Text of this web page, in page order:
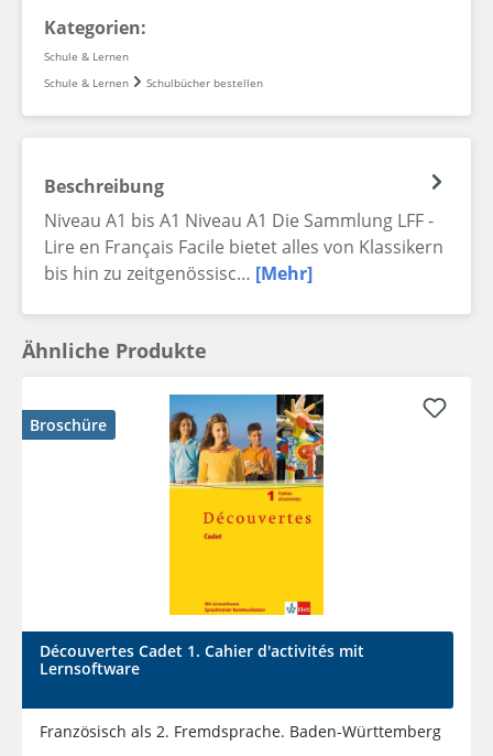
Kategorien:
Schule & Lernen
Schule & Lernen
Schulbücher bestellen
Beschreibung
Niveau A1 bis A1 Niveau A1 Die Sammlung LFF -
Lire en Français Facile bietet alles von Klassikern
bis hin zu zeitgenössisc… [Mehr]
Ähnliche Produkte
Broschüre
Découvertes Cadet 1. Cahier d'activités mit
Lernsoftware
Französisch als 2. Fremdsprache. Baden-Württemberg